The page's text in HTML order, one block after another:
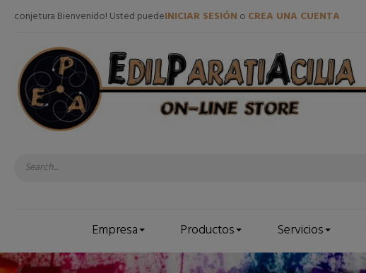
conjetura Bienvenido! Usted puedeINICIAR SESIÓN o CREA UNA CUENTA
Empresa Productos Servicios